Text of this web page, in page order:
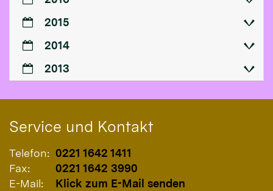
2015
2014
2013
Service und Kontakt
Telefon: 0221 1642 1411
Fax:
0221 1642 3990
E-Mail:
Klick zum E-Mail senden